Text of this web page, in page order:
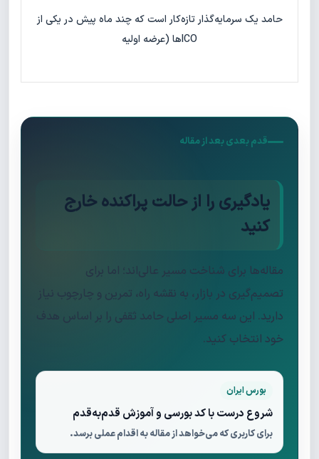
حامد یک سرمایه‌گذار تازه‌کار است که چند ماه پیش در یکی از
ICOها (عرضه اولیه
قدم بعدی بعد از مقاله
یادگیری را از حالت پراکنده خارج
کنید
مقاله‌ها برای شناخت مسیر عالی‌اند؛ اما برای
تصمیم‌گیری در بازار، به نقشه راه، تمرین و چارچوب نیاز
دارید. این سه مسیر اصلی حامد ثقفی را بر اساس هدف
خود انتخاب کنید.
بورس ایران
شروع درست با کد بورسی و آموزش قدم‌به‌قدم
برای کاربری که می‌خواهد از مقاله به اقدام عملی برسد.